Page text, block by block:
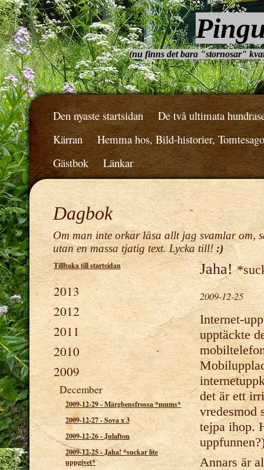
(nu finns det bara "stornosar"
Den nyaste startsidan
De två ultimata
Kärran
Hemma hos, Bild-historier,
Gästbok
Länkar
Dagbok
Om man inte orkar läsa allt jag svamlar om,
utan en massa tjatig text. Lycka till!:)
Tillbaka till startsidan
2013
2012
2011
2010
2009
December
2009-12-29-Märgbensfrossa *mums*
2009-12-27-Sova x 3
2009-12-26-Julafton
2009-12-25-Jaha! *suckar lite
uppgivet*
Jaha!
2009-12-25
Internet-
upptäckte
det är ett
vredesmod
tejpa ihop.
Annars är